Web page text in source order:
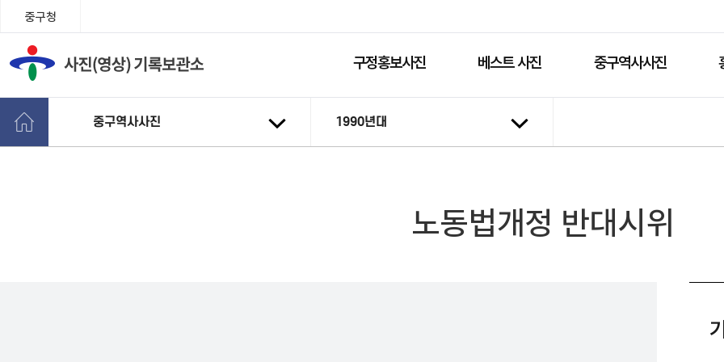
중구청
구정홍보사진 베스트 사진 중구역사사진
중구역사사진 1990년대
노동법개정 반대시위